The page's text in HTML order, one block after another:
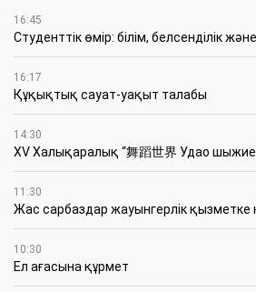
16:45
Студенттік өмір: білім, белсенділік
16:17
Құқықтық сауат-уақыт талабы
14:30
XV Халықаралық “舞蹈世界 Удао
11:30
Жас сарбаздар жауынгерлік қызметке
10:30
Ел ағасына құрмет